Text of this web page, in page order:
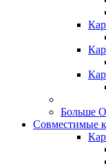
Больше
Совместимые